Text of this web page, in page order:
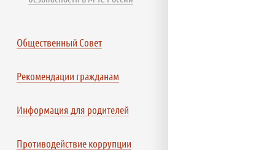
Общественный Совет
Рекомендации гражданам
Информация для родителей
Противодействие коррупции